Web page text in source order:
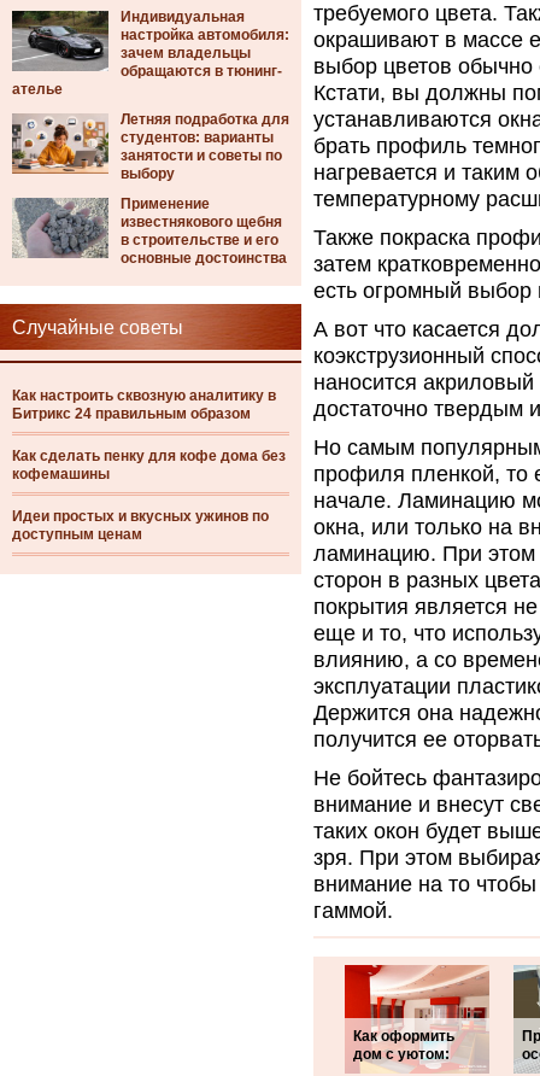
Индивидуальная
настройка автомобиля:
зачем владельцы
обращаются в тюнинг-
ателье
Летняя подработка для
студентов: варианты
занятости и советы по
выбору
Применение
известнякового щебня
в строительстве и его
основные достоинства
Случайные советы
Как настроить сквозную аналитику в
Битрикс 24 правильным образом
Как сделать пенку для кофе дома без
кофемашины
Идеи простых и вкусных ужинов по
доступным ценам
требуемого цвета.
окрашивают в массе
выбор цветов обычно
Кстати, вы должны
устанавливаются
брать профиль
нагревается и таким
температурному
Также покраска
затем
есть огромный выбор
А вот что касается
коэкструзионный
наносится
достаточно твердым
Но самым
профиля пленкой, то
начале. Ламинацию
окна, или только на
ламинацию. При
сторон в разных
покрытия является
еще и то, что
влиянию, а со
эксплуатации
Держится она
получится ее
Не бойтесь
внимание и внесут
таких окон будет
зря. При этом
внимание на то
гаммой.
Как оформить
дом с уютом: